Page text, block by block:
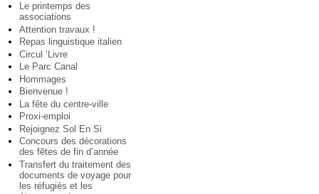
Le printemps des
associations
Attention travaux !
Repas linguistique italien
Circul ’Livre
Le Parc Canal
Hommages
Bienvenue !
La fête du centre-ville
Proxi-emploi
Rejoignez Sol En Si
Concours des décorations
des fêtes de fin d’année
Transfert du traitement des
documents de voyage pour
les réfugiés et les